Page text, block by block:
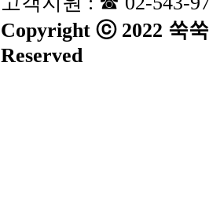
Copyright ⓒ 2022 쑥
Reserved